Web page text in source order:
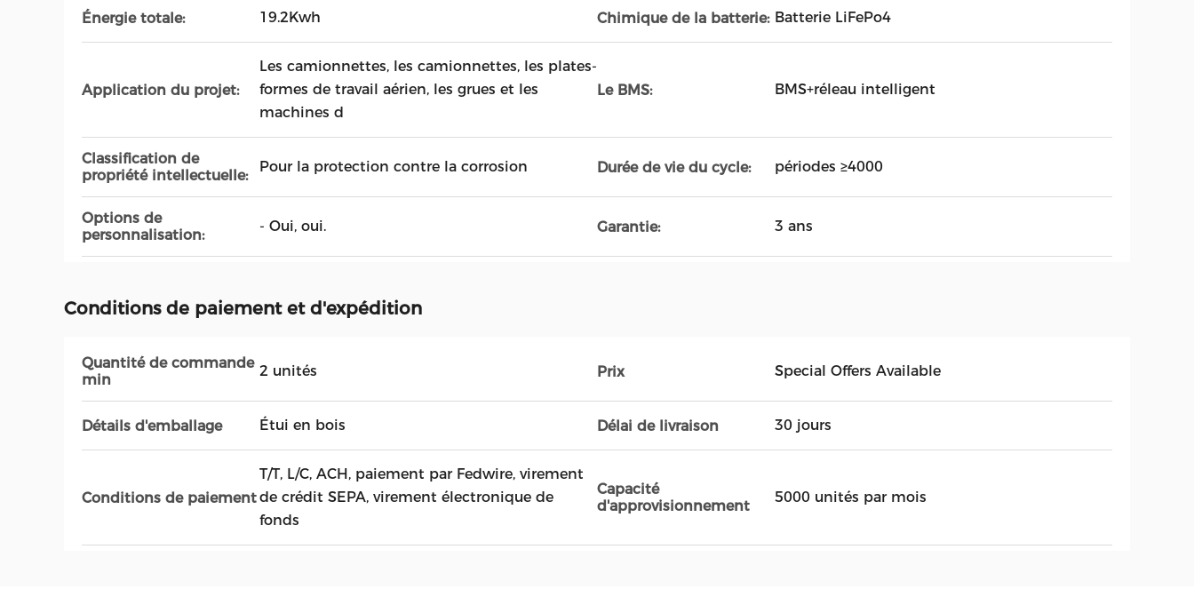
Énergie totale: 19.2Kwh Chimique de la batterie: Batterie LiFePo4
Application du projet:
Les camionnettes, les camionnettes, les plates-
formes de travail aérien, les grues et les
machines d
Le BMS: BMS+réleau intelligent
Classification de
propriété intellectuelle:
Pour la protection contre la corrosion Durée de vie du cycle: périodes ≥4000
Options de
personnalisation:
- Oui, oui. Garantie: 3 ans
Conditions de paiement et d'expédition
Quantité de commande
min
2 unités Prix Special Offers Available
Détails d'emballage Étui en bois Délai de livraison 30 jours
Conditions de paiement
T/T, L/C, ACH, paiement par Fedwire, virement
de crédit SEPA, virement électronique de
fonds
Capacité
d'approvisionnement
5000 unités par mois